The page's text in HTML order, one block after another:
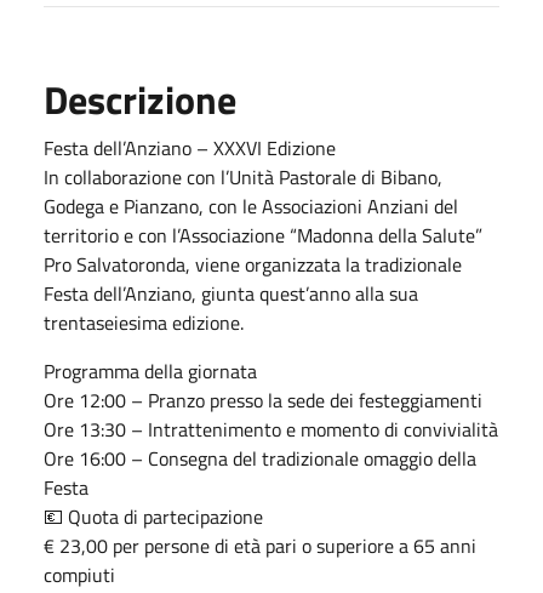
Descrizione
Festa dell’Anziano – XXXVI Edizione
In collaborazione con l’Unità Pastorale di Bibano,
Godega e Pianzano, con le Associazioni Anziani del
territorio e con l’Associazione “Madonna della Salute”
Pro Salvatoronda, viene organizzata la tradizionale
Festa dell’Anziano, giunta quest’anno alla sua
trentaseiesima edizione.
Programma della giornata
Ore 12:00 – Pranzo presso la sede dei festeggiamenti
Ore 13:30 – Intrattenimento e momento di convivialità
Ore 16:00 – Consegna del tradizionale omaggio della
Festa
💶 Quota di partecipazione
€ 23,00 per persone di età pari o superiore a 65 anni
compiuti